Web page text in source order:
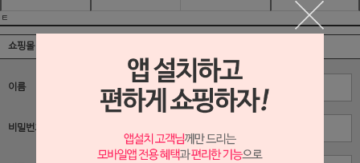
ㅌ
쇼핑몰 이용후기
이름
비밀번호